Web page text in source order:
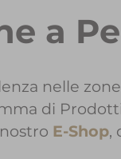
a
nelle
di
E-Shop,